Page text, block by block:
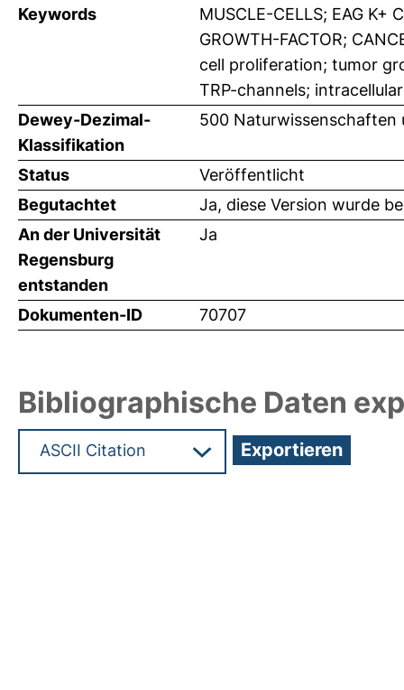
Keywords
MUSCLE-CELLS; EAG K+
GROWTH-FACTOR;
cell proliferation; tumor
TRP-channels;
Dewey-Dezimal-
Klassifikation
500 Naturwissenschaften
Status
Veröffentlicht
Begutachtet
Ja, diese Version wurde
An der Universität
Regensburg
entstanden
Ja
Dokumenten-ID 70707
Bibliographische Daten